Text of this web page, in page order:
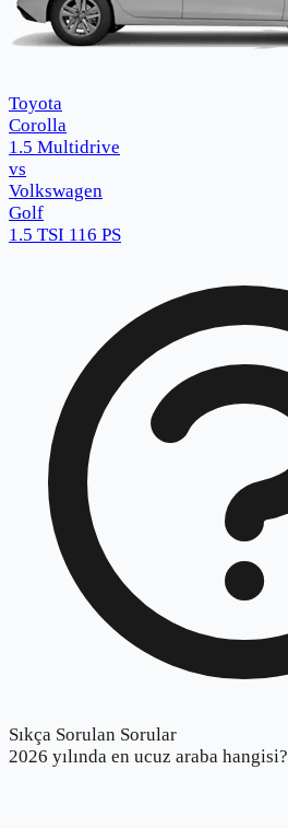
Toyota
Corolla
1.5 Multidrive
vs
Volkswagen
Golf
1.5 TSI 116 PS
Sıkça Sorulan Sorular
2026 yılında en ucuz araba hangisi?